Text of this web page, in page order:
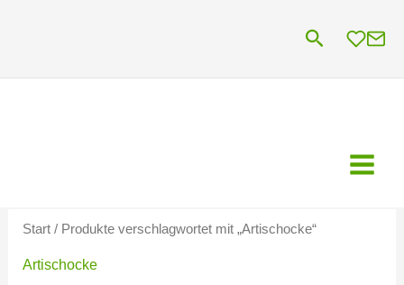
Suchen
Start/ Produkte verschlagwortet mit „Artischocke“
Artischocke